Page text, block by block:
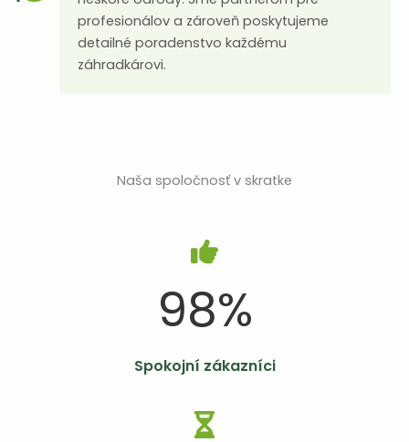
profesionálov a zároveň poskytujeme
detailné poradenstvo každému
záhradkárovi.
Naša spoločnosť v skratke
98%
Spokojní zákazníci